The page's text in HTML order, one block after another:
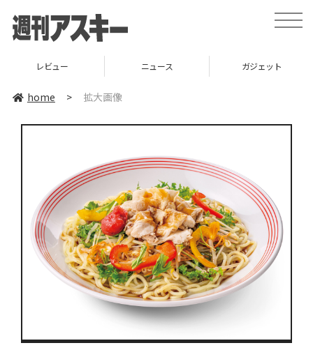
toggle
レビュー ニュース ガジェット
home > 拡大画像